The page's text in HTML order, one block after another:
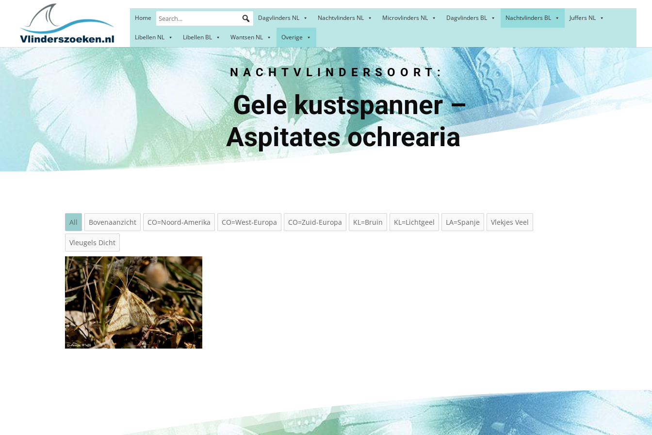
Home Dagvlinders NL Nachtvlinders NL Microvlinders NL Dagvlinders BL Nachtvlinders BL Juffers NL
Libellen NL Libellen BL Wantsen NL Overige
NACHTVLINDERSOORT:
Gele kustspanner –
Aspitates ochrearia
All Bovenaanzicht CO=Noord-Amerika CO=West-Europa CO=Zuid-Europa KL=Bruin KL=Lichtgeel LA=Spanje Vlekjes Veel
Vleugels Dicht